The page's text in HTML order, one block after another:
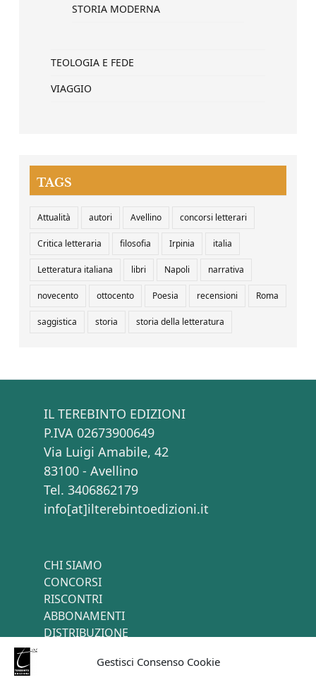
Gestisci Consenso Cookie
STORIA MODERNA
TEOLOGIA E FEDE
VIAGGIO
TAGS
Attualità autori Avellino concorsi letterari
Critica letteraria filosofia Irpinia italia
Letteratura italiana libri Napoli narrativa
novecento ottocento Poesia recensioni Roma
saggistica storia storia della letteratura
IL TEREBINTO EDIZIONI
P.IVA 02673900649
Via Luigi Amabile, 42
83100 - Avellino
Tel. 3406862179
info[at]ilterebintoedizioni.it
CHI SIAMO
CONCORSI
RISCONTRI
ABBONAMENTI
DISTRIBUZIONE